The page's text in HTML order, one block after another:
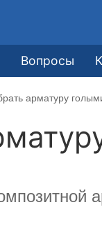
Вопросы
арматуру